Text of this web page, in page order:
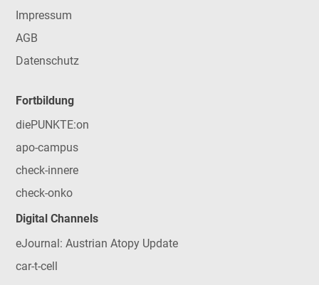
Impressum
AGB
Datenschutz
Fortbildung
diePUNKTE:on
apo-campus
check-innere
check-onko
Digital Channels
eJournal: Austrian Atopy Update
car-t-cell